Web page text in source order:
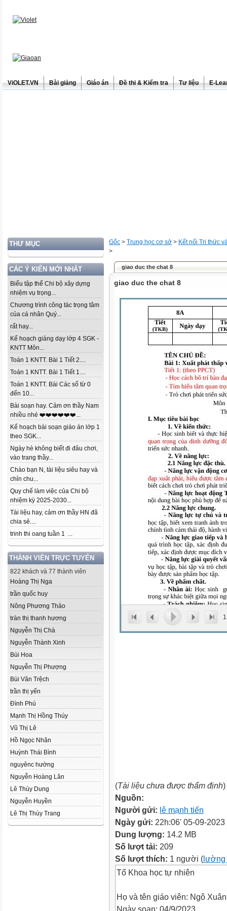
ViOLET.VN Bài giảng Giáo án Đề thi & Kiểm tra Tư liệu E-
THƯ MỤC
CÁC Ý KIẾN MỚI NHẤT
Biểu tập thể Chi bộ xây dựng
nhiệm vụ trọng...
Chương trình công tác trọng tâm
của cá nhân Quý...
rất hay...
Kế hoạch giảng dạy lớp 4 SGK -
KNTT Môn...
Toán 1 KNTT. Bài 1 Tiết 2....
Toán 1 KNTT. Bài 1 Tiết 1....
Toán 1 KNTT. Bài Các số từ 0
đến 10...
Bài soạn hay. Cảm ơn thầy Nam
nhiều nhé ❤️❤️❤️❤️❤️❤️...
Kế hoạch bài soạn giáo án lớp 1
theo SGK...
Ngày hè không biết đi đâu chơi,
vào trang thầy...
Chào bạn N, tài liệu siêu hay và
chỉn chu...
Quy chế làm việc của Chi bộ
nhiệm kỳ 2025-2030...
Tài liệu hay, cảm ơn thầy HN đã
chia sẻ....
trinh thi oang tuần 1 ...
THÀNH VIÊN TRỰC TUYẾN
822 khách và 77 thành viên
Hoàng Thị Nga
trần quốc huy
Nông Phương Thảo
tràn thị thanh hương
Nguyễn Thị Chà
Nguyễn Thành Xinh
Bùi Hoa
Nguyễn Thị Phượng
Bùi Văn Trệch
trần thị yến
Đình Phú
Mạnh Thị Hồng Thúy
Vũ Thị Lê
Hồ Ngọc Nhân
Huỳnh Thái Bình
nguyênc hường
Nguyễn Hoàng Lân
Lê Thùy Dung
Nguyễn Huyền
Lê Thị Thùy Trang
Gốc > Trung học cơ sở > Kết nối Tri thức
>
giao duc the chat 8
giao duc the chat 8
1
(Tài liệu chưa được thẩm định)
Nguồn:
Người gửi: lê mạnh tiến
Ngày gửi: 22h:06' 05-09-2023
Dung lượng: 14.2 MB
Số lượt tải: 209
Số lượt thích: 1 người (lường
Tổ Khoa học tự nhiên
Họ và tên giáo viên: Ngô
Ngày soạn: 04/9/2023